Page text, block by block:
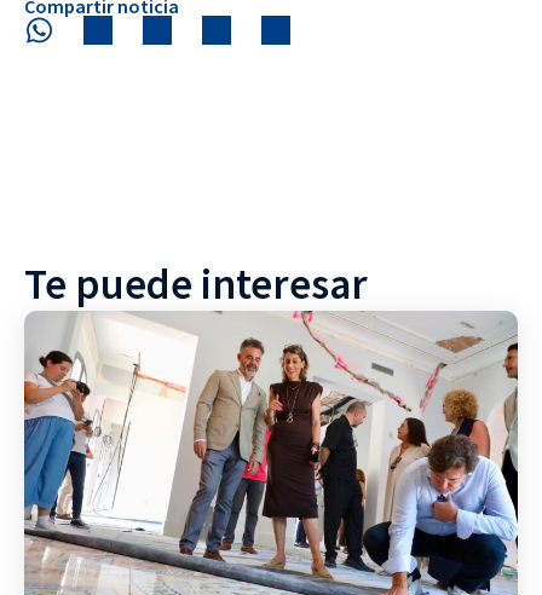
Compartir noticia
Te puede interesar